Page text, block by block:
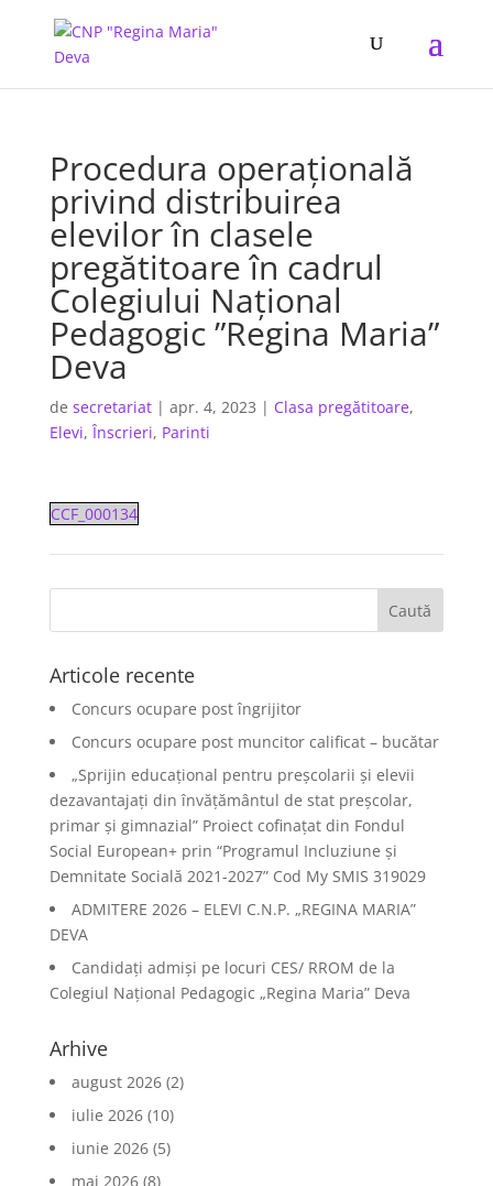
Procedura operațională
privind distribuirea
elevilor în clasele
pregătitoare în cadrul
Colegiului Național
Pedagogic ”Regina Maria”
Deva
de secretariat| apr. 4, 2023 | Clasa pregătitoare,
Elevi, Înscrieri, Parinti
CCF_000134
Articole recente
Concurs ocupare post îngrijitor
Concurs ocupare post muncitor calificat – bucătar
„Sprijin educațional pentru preșcolarii și elevii
dezavantajați din învățământul de stat preșcolar,
primar și gimnazial” Proiect cofinațat din Fondul
Social European+ prin “Programul Incluziune și
Demnitate Socială 2021-2027” Cod My SMIS 319029
ADMITERE 2026 – ELEVI C.N.P. „REGINA MARIA”
DEVA
Candidați admiși pe locuri CES/ RROM de la
Colegiul Național Pedagogic „Regina Maria” Deva
Arhive
august 2026(2)
iulie 2026(10)
iunie 2026(5)
mai 2026(8)